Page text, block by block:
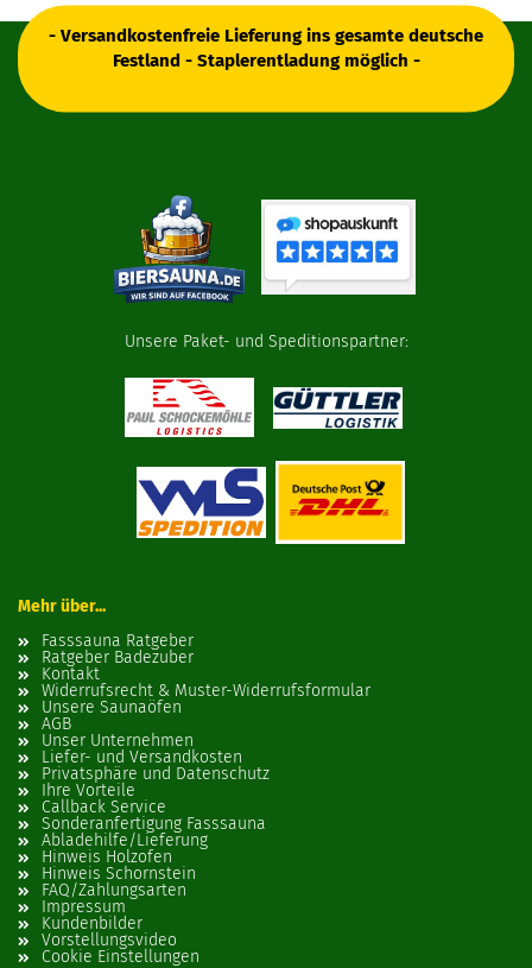
- Versandkostenfreie Lieferung ins gesamte deutsche
Festland - Staplerentladung möglich -
Unsere Paket- und Speditionspartner:
Mehr über...
Fasssauna Ratgeber
Ratgeber Badezuber
Kontakt
Widerrufsrecht & Muster-Widerrufsformular
Unsere Saunaöfen
AGB
Unser Unternehmen
Liefer- und Versandkosten
Privatsphäre und Datenschutz
Ihre Vorteile
Callback Service
Sonderanfertigung Fasssauna
Abladehilfe/Lieferung
Hinweis Holzofen
Hinweis Schornstein
FAQ/Zahlungsarten
Impressum
Kundenbilder
Vorstellungsvideo
Cookie Einstellungen